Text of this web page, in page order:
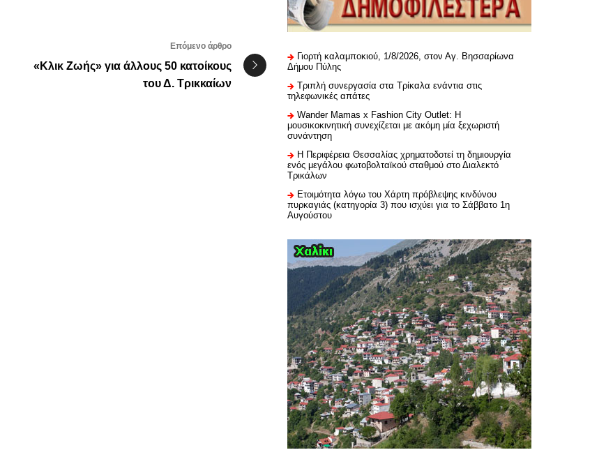
Επόμενο άρθρο
«Κλικ Ζωής» για άλλους 50 κατοίκους
του Δ. Τρικκαίων
Γιορτή καλαμποκιού, 1/8/2026, στον Αγ. Βησσαρίωνα
Δήμου Πύλης
Τριπλή συνεργασία στα Τρίκαλα ενάντια στις
τηλεφωνικές απάτες
Wander Mamas x Fashion City Outlet: Η
μουσικοκινητική συνεχίζεται με ακόμη μία ξεχωριστή
συνάντηση
H Περιφέρεια Θεσσαλίας χρηματοδοτεί τη δημιουργία
ενός μεγάλου φωτοβολταϊκού σταθμού στο Διαλεκτό
Τρικάλων
Ετοιμότητα λόγω του Χάρτη πρόβλεψης κινδύνου
πυρκαγιάς (κατηγορία 3) που ισχύει για το Σάββατο 1η
Αυγούστου